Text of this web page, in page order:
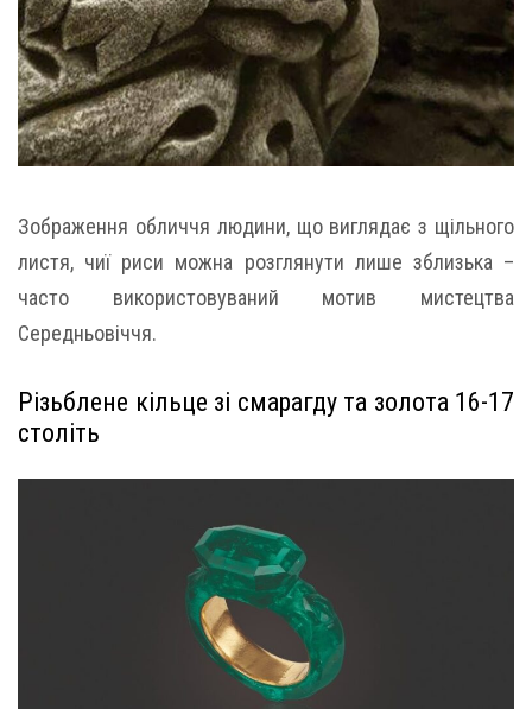
Зображення обличчя людини, що виглядає з щільного
листя, чиї риси можна розглянути лише зблизька –
часто використовуваний мотив мистецтва
Середньовіччя.
Різьблене кільце зі смарагду та золота 16-17
століть